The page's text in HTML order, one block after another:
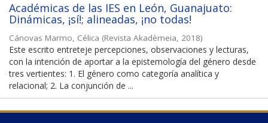
Académicas de las IES en León, Guanajuato:
Dinámicas, ¡sí!; alineadas, ¡no todas!
Cánovas Marmo, Célica (Revista Akadèmeia, 2018)
Este escrito entreteje percepciones, observaciones y lecturas,
con la intención de aportar a la epistemología del género desde
tres vertientes: 1. El género como categoría analítica y
relacional; 2. La conjunción de ...